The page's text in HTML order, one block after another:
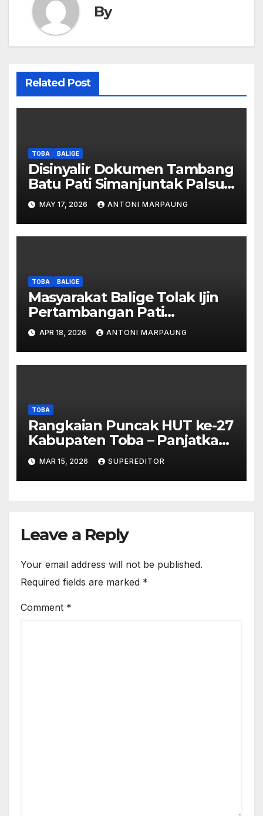
By
Related Post
TOBA BALIGE
Disinyalir Dokumen Tambang
Batu Pati Simanjuntak Palsu –
Jerry Manurung : Tambang
Tidak Berada Di DTA –
Frengki Pardede : Kami Tidak
Miliki Peta DTA – Tanda
MAY 17, 2026 ANTONI MARPAUNG
TOBA BALIGE
Masyarakat Balige Tolak Ijin
Pertambangan Pati
Simanjuntak – btc Akan
Investigasi Proses Perijinan
APR 18, 2026 ANTONI MARPAUNG
TOBA
Rangkaian Puncak HUT ke-27
Kabupaten Toba – Panjatkan
Doa Untuk Kesejahteraan
MAR 15, 2026 SUPEREDITOR
Leave a Reply
Your email address will not be published.
Required fields are marked *
Comment *